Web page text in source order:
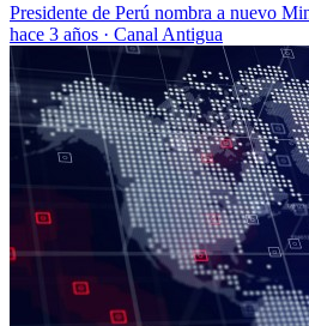
Presidente de Perú nombra a nuevo
hace 3 años · Canal Antigua